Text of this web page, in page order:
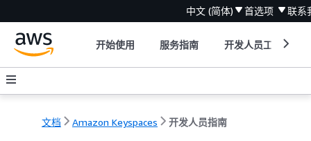
中文 (简体) 首选项 联系
开始使用 服务指南 开发人员工具
文档 Amazon Keyspaces 开发人员指南